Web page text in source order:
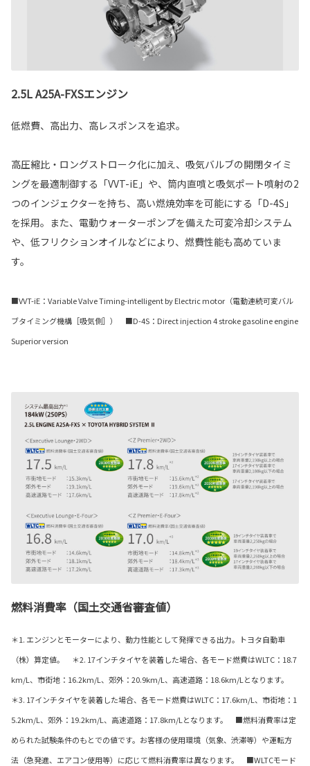
2.5L A25A-FXSエンジン
低燃費、高出力、高レスポンスを追求。
高圧縮比・ロングストローク化に加え、吸気バルブの開閉タイミ
ングを最適制御する「VVT-iE」や、筒内直噴と吸気ポート噴射の2
つのインジェクターを持ち、高い燃焼効率を可能にする「D-4S」
を採用。また、電動ウォーターポンプを備えた可変冷却システム
や、低フリクションオイルなどにより、燃費性能も高めていま
す。
■VVT-iE：Variable Valve Timing-intelligent by Electric motor（電動連続可変バル
ブタイミング機構［吸気側］） ■D-4S：Direct injection 4 stroke gasoline engine
Superior version
燃料消費率（国土交通省審査値）
＊1. エンジンとモーターにより、動力性能として発揮できる出力。トヨタ自動車
（株）算定値。 ＊2. 17インチタイヤを装着した場合、各モード燃費はWLTC：18.7
km/L、市街地：16.2km/L、郊外：20.9km/L、高速道路：18.6km/Lとなります。
＊3. 17インチタイヤを装着した場合、各モード燃費はWLTC：17.6km/L、市街地：1
5.2km/L、郊外：19.2km/L、高速道路：17.8km/Lとなります。 ■燃料消費率は定
められた試験条件のもとでの値です。お客様の使用環境（気象、渋滞等）や運転方
法（急発進、エアコン使用等）に応じて燃料消費率は異なります。 ■WLTCモード